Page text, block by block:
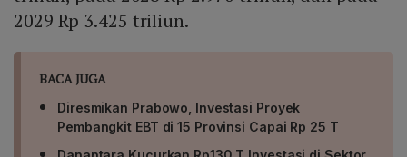
2029 Rp 3.425 triliun.
BACA JUGA
Diresmikan Prabowo, Investasi Proyek
Pembangkit EBT di 15 Provinsi Capai Rp 25 T